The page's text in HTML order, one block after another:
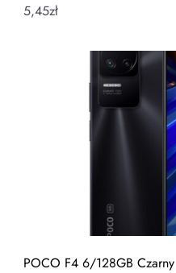
5,45zł
POCO F4 6/128GB Czarny